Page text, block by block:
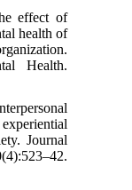
effect of
health of
Health.
experiential
Journal